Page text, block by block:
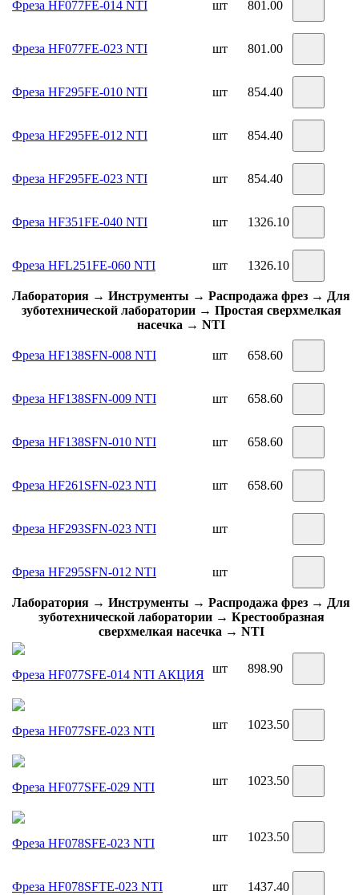
Фреза HF077FE-014 NTI шт 801.00
Фреза HF077FE-023 NTI шт 801.00
Фреза HF295FE-010 NTI шт 854.40
Фреза HF295FE-012 NTI шт 854.40
Фреза HF295FE-023 NTI шт 854.40
Фреза HF351FE-040 NTI шт 1326.10
Фреза HFL251FE-060 NTI шт 1326.10
Лаборатория → Инструменты → Распродажа фрез → Для
зуботехнической лаборатории → Простая сверхмелкая
насечка → NTI
Фреза HF138SFN-008 NTI шт 658.60
Фреза HF138SFN-009 NTI шт 658.60
Фреза HF138SFN-010 NTI шт 658.60
Фреза HF261SFN-023 NTI шт 658.60
Фреза HF293SFN-023 NTI шт
Фреза HF295SFN-012 NTI шт
Лаборатория → Инструменты → Распродажа фрез → Для
зуботехнической лаборатории → Крестообразная
сверхмелкая насечка → NTI
Фреза HF077SFE-014 NTI АКЦИЯ шт 898.90
Фреза HF077SFE-023 NTI шт 1023.50
Фреза HF077SFE-029 NTI шт 1023.50
Фреза HF078SFE-023 NTI шт 1023.50
Фреза HF078SFTE-023 NTI шт 1437.40